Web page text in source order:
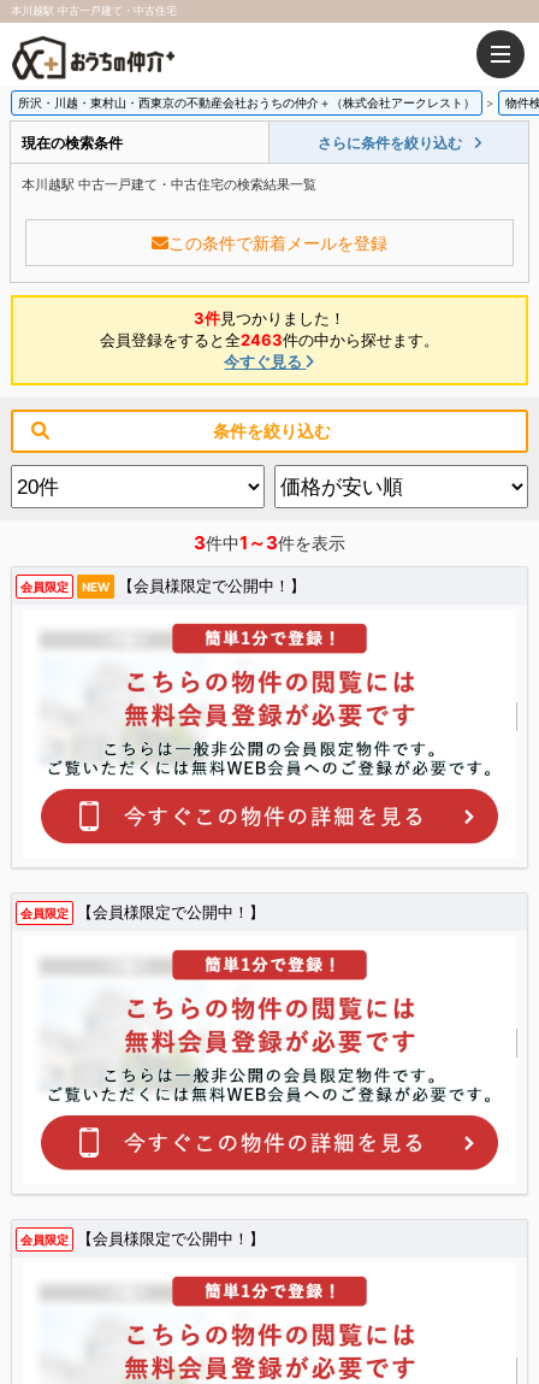
本川越駅 中古一戸建て・中古住宅
所沢・川越・東村山・西東京の不動産会社おうちの仲介＋（株式会社アークレスト） 物件
現在の検索条件 さらに条件を絞り込む
本川越駅 中古一戸建て・中古住宅の検索結果一覧
この条件で新着メールを登録
3件見つかりました！
会員登録をすると全2463件の中から探せます。
今すぐ見る
条件を絞り込む
3件中1～3件を表示
会員限定 NEW 【会員様限定で公開中！】
会員限定 【会員様限定で公開中！】
会員限定 【会員様限定で公開中！】